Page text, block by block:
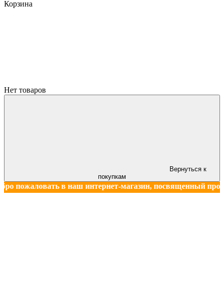
Корзина
Нет товаров
Вернуться к
покупкам
в наш интернет-магазин, посвященный продаже